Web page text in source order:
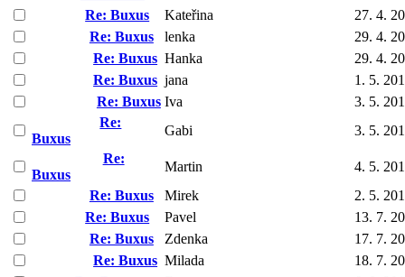
Re: Buxus
Kateřina
27. 4.
Re: Buxus
lenka
29. 4.
Re: Buxus Hanka
29. 4.
Re: Buxus jana
1. 5.
Re: Buxus Iva
3. 5.
Re:
Buxus
Gabi
3. 5.
Re:
Buxus
Martin
4. 5.
Re: Buxus
Mirek
2. 5.
Re: Buxus
Pavel
13. 7.
Re: Buxus
Zdenka
17. 7.
Re: Buxus Milada
18. 7.